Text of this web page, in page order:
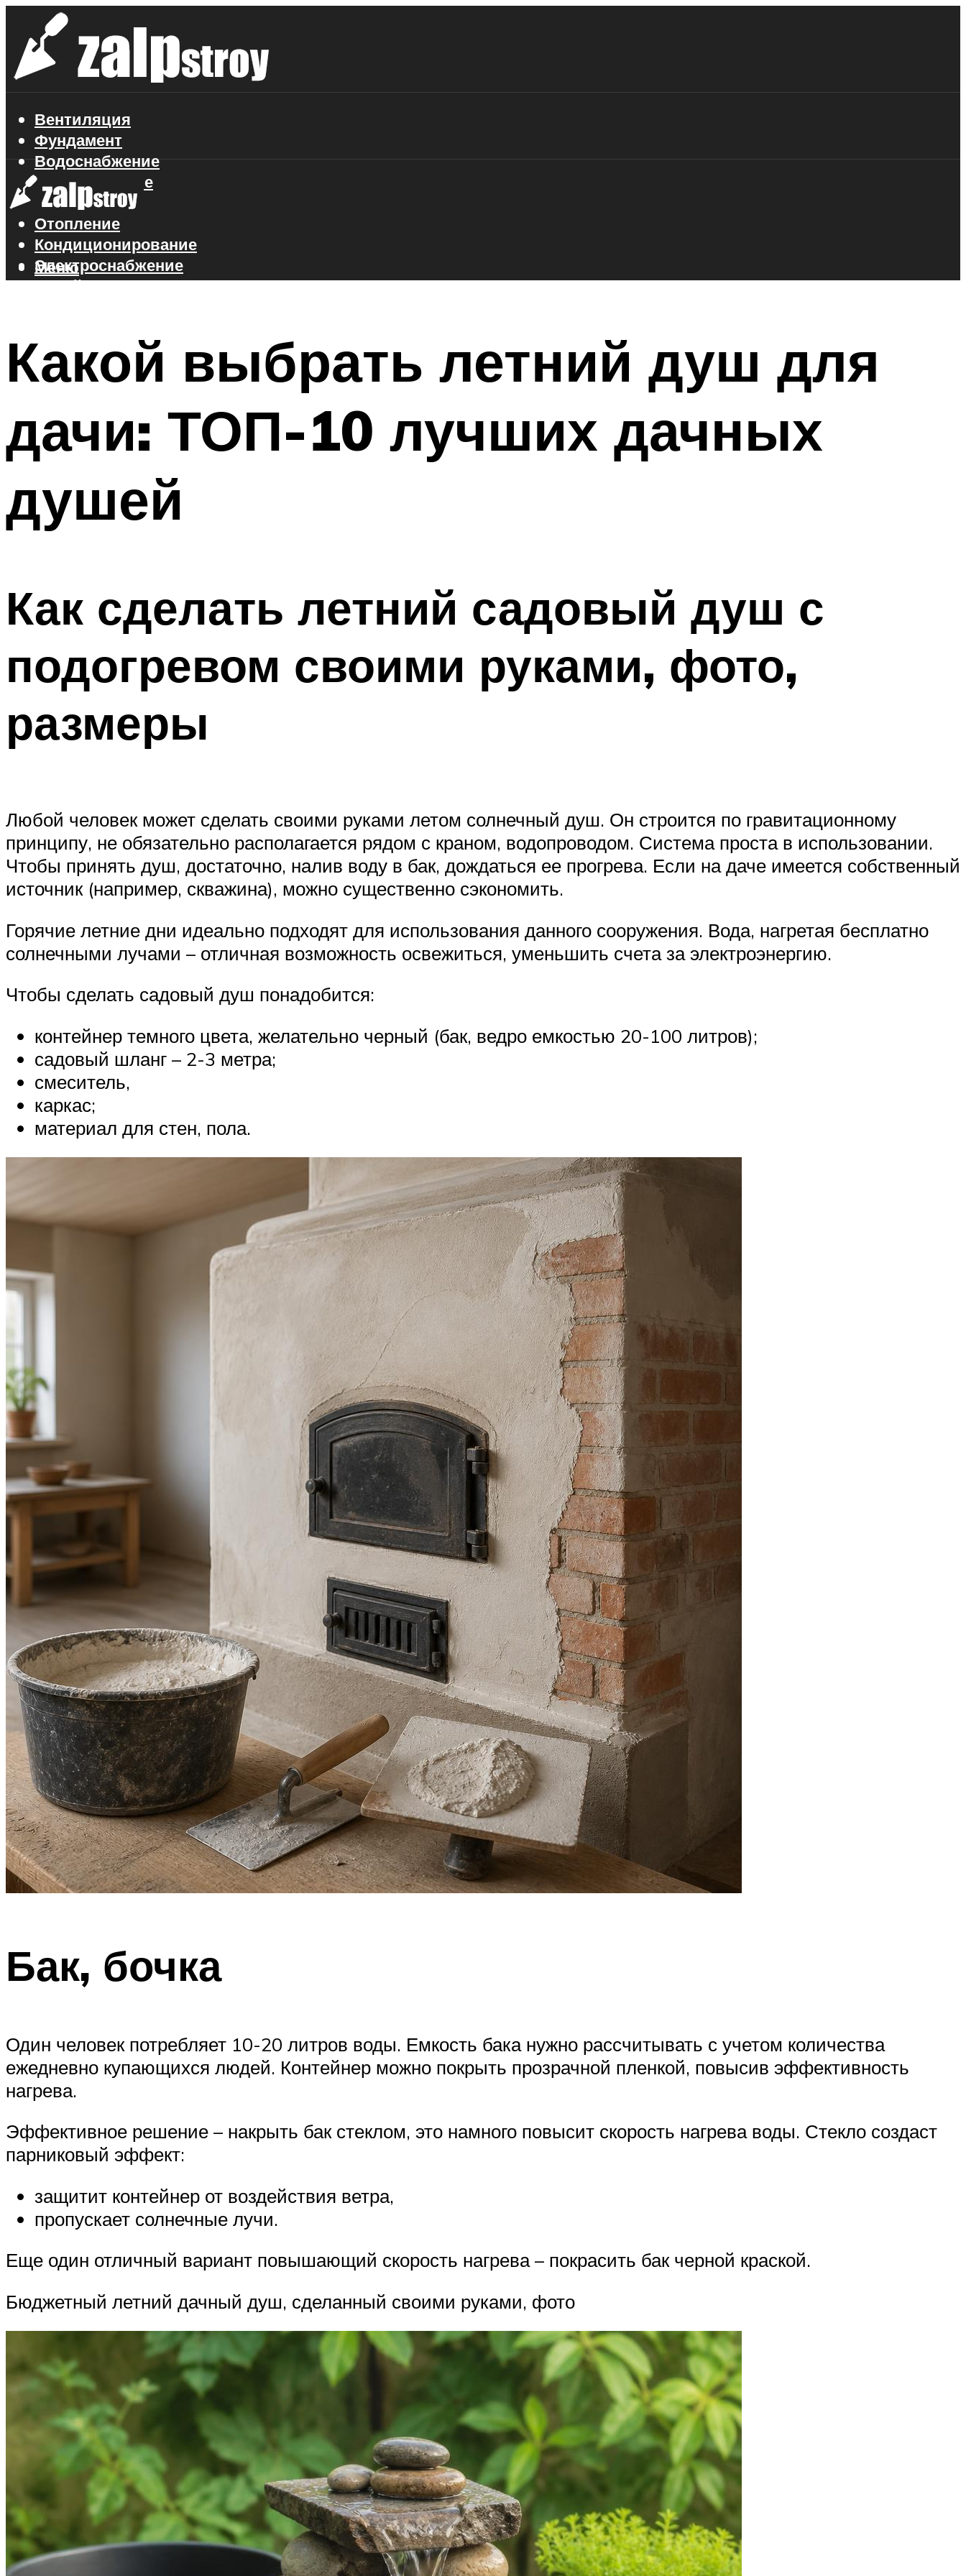
Вентиляция
Фундамент
Водоснабжение
Газоснабжение
Канализация
Отопление
Кондиционирование
Электроснабжение
Стройматериалы
Меню
Какой выбрать летний душ для
дачи: ТОП-10 лучших дачных
душей
Как сделать летний садовый душ с
подогревом своими руками, фото,
размеры
Любой человек может сделать своими руками летом солнечный душ. Он строится по гравитационному
принципу, не обязательно располагается рядом с краном, водопроводом. Система проста в использовании.
Чтобы принять душ, достаточно, налив воду в бак, дождаться ее прогрева. Если на даче имеется собственный
источник (например, скважина), можно существенно сэкономить.
Горячие летние дни идеально подходят для использования данного сооружения. Вода, нагретая бесплатно
солнечными лучами – отличная возможность освежиться, уменьшить счета за электроэнергию.
Чтобы сделать садовый душ понадобится:
контейнер темного цвета, желательно черный (бак, ведро емкостью 20-100 литров);
садовый шланг – 2-3 метра;
смеситель,
каркас;
материал для стен, пола.
Бак, бочка
Один человек потребляет 10-20 литров воды. Емкость бака нужно рассчитывать с учетом количества
ежедневно купающихся людей. Контейнер можно покрыть прозрачной пленкой, повысив эффективность
нагрева.
Эффективное решение – накрыть бак стеклом, это намного повысит скорость нагрева воды. Стекло создаст
парниковый эффект:
защитит контейнер от воздействия ветра,
пропускает солнечные лучи.
Еще один отличный вариант повышающий скорость нагрева – покрасить бак черной краской.
Бюджетный летний дачный душ, сделанный своими руками, фото